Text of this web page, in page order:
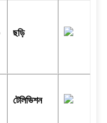
ছড়ি
টেলিভিশন